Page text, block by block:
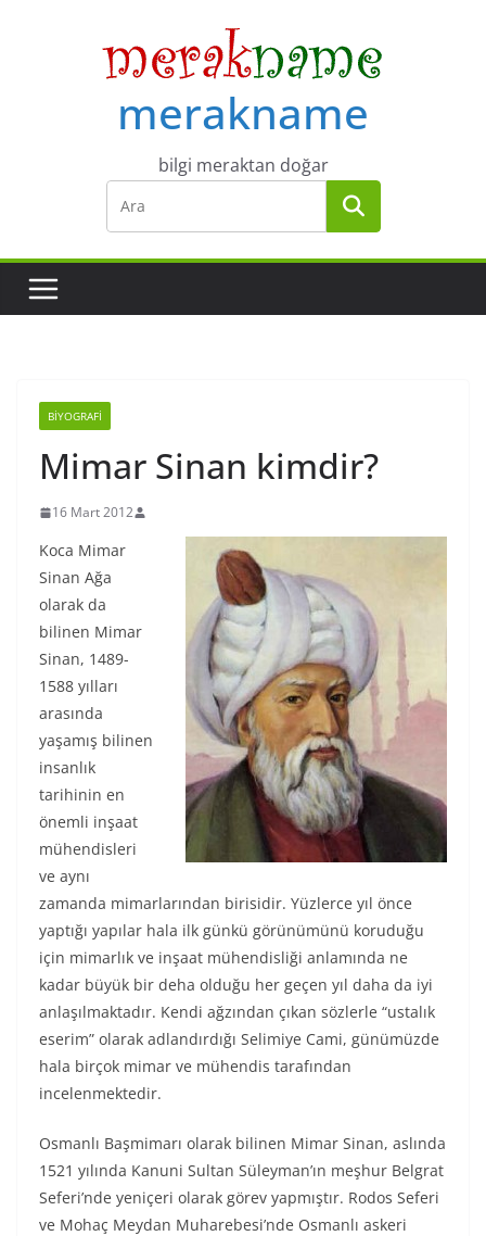
merakname
bilgi meraktan doğar
BIYOGRAFI
Mimar Sinan kimdir?
16 Mart 2012
Koca Mimar
Sinan Ağa
olarak da
bilinen Mimar
Sinan, 1489-
1588 yılları
arasında
yaşamış bilinen
insanlık
tarihinin en
önemli inşaat
mühendisleri
ve aynı
zamanda mimarlarından birisidir. Yüzlerce yıl önce
yaptığı yapılar hala ilk günkü görünümünü koruduğu
için mimarlık ve inşaat mühendisliği anlamında ne
kadar büyük bir deha olduğu her geçen yıl daha da iyi
anlaşılmaktadır. Kendi ağzından çıkan sözlerle “ustalık
eserim” olarak adlandırdığı Selimiye Cami, günümüzde
hala birçok mimar ve mühendis tarafından
incelenmektedir.
Osmanlı Başmimarı olarak bilinen Mimar Sinan, aslında
1521 yılında Kanuni Sultan Süleyman’ın meşhur Belgrat
Seferi’nde yeniçeri olarak görev yapmıştır. Rodos Seferi
ve Mohaç Meydan Muharebesi’nde Osmanlı askeri